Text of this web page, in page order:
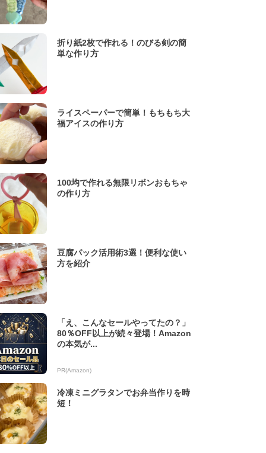
折り紙2枚で作れる！のびる剣の簡
単な作り方
ライスペーパーで簡単！もちもち大
福アイスの作り方
100均で作れる無限リボンおもちゃ
の作り方
豆腐パック活用術3選！便利な使い
方を紹介
「え、こんなセールやってたの？」
80％OFF以上が続々登場！Amazon
の本気が...
PR(Amazon)
冷凍ミニグラタンでお弁当作りを時
短！